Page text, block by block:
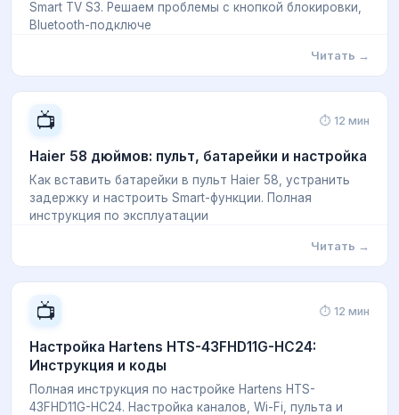
Smart TV S3. Решаем проблемы с кнопкой блокировки,
Bluetooth-подключе
Читать →
📺 ⏱ 12 мин
Haier 58 дюймов: пульт, батарейки и настройка
Как вставить батарейки в пульт Haier 58, устранить
задержку и настроить Smart-функции. Полная
инструкция по эксплуатации
Читать →
📺 ⏱ 12 мин
Настройка Hartens HTS-43FHD11G-HC24:
Инструкция и коды
Полная инструкция по настройке Hartens HTS-
43FHD11G-HC24. Настройка каналов, Wi-Fi, пульта и